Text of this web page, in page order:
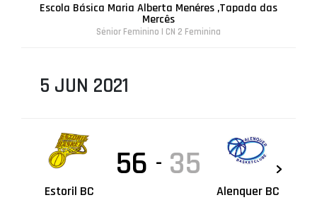
Escola Básica Maria Alberta Menéres ,Tapada das
Mercês
Sénior Feminino | CN 2 Feminina
5 JUN 2021
Estoril BC
56 - 35
Alenquer BC